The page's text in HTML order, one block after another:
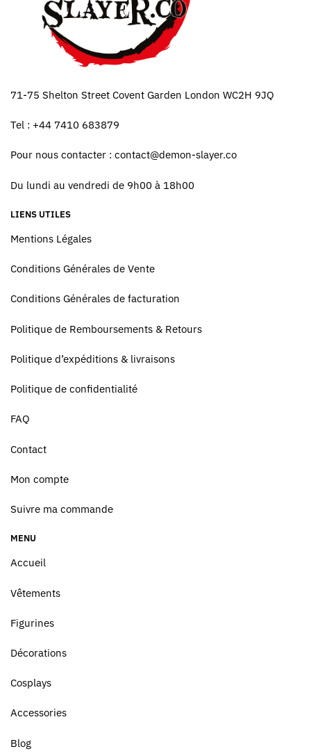
71-75 Shelton Street Covent Garden London WC2H 9JQ
Tel : +44 7410 683879
Pour nous contacter : contact@demon-slayer.co
Du lundi au vendredi de 9h00 à 18h00
LIENS UTILES
Mentions Légales
Conditions Générales de Vente
Conditions Générales de facturation
Politique de Remboursements & Retours
Politique d’expéditions & livraisons
Politique de confidentialité
FAQ
Contact
Mon compte
Suivre ma commande
MENU
Accueil
Vêtements
Figurines
Décorations
Cosplays
Accessories
Blog